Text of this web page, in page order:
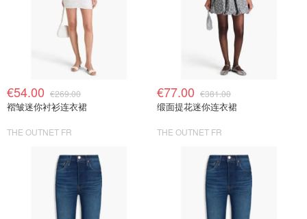
€54.00 €269.00
褶皱迷你衬衫连衣裙
THE OUTNET FR
€77.00 €381.00
缎面提花迷你连衣裙
THE OUTNET FR